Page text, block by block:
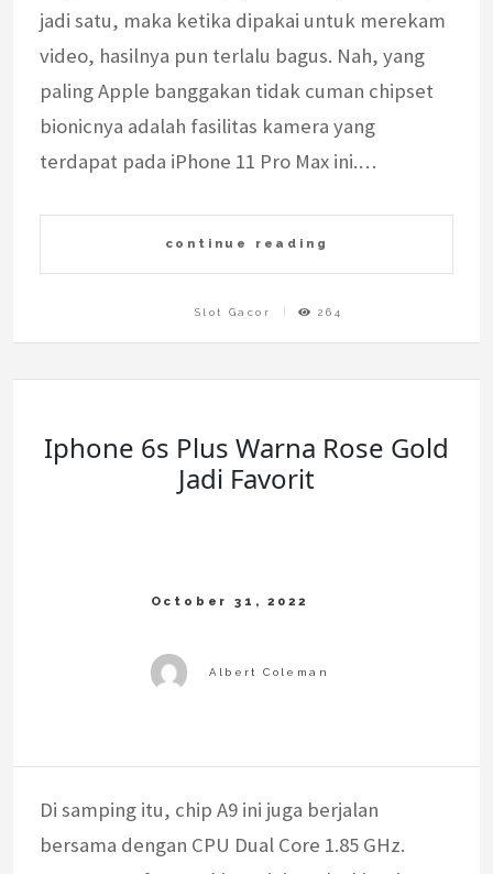
jadi satu, maka ketika dipakai untuk merekam
video, hasilnya pun terlalu bagus. Nah, yang
paling Apple banggakan tidak cuman chipset
bionicnya adalah fasilitas kamera yang
terdapat pada iPhone 11 Pro Max ini.…
continue reading
Slot Gacor 264
Iphone 6s Plus Warna Rose Gold
Jadi Favorit
Di samping itu, chip A9 ini juga berjalan
bersama dengan CPU Dual Core 1.85 GHz.